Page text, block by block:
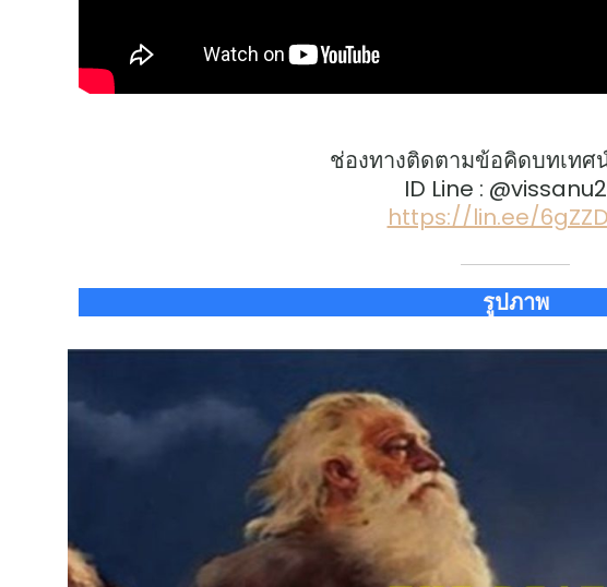
ช่องทางติดตามข้อคิดบทเทศ
ID Line :
https://lin.ee/
รูปภาพ